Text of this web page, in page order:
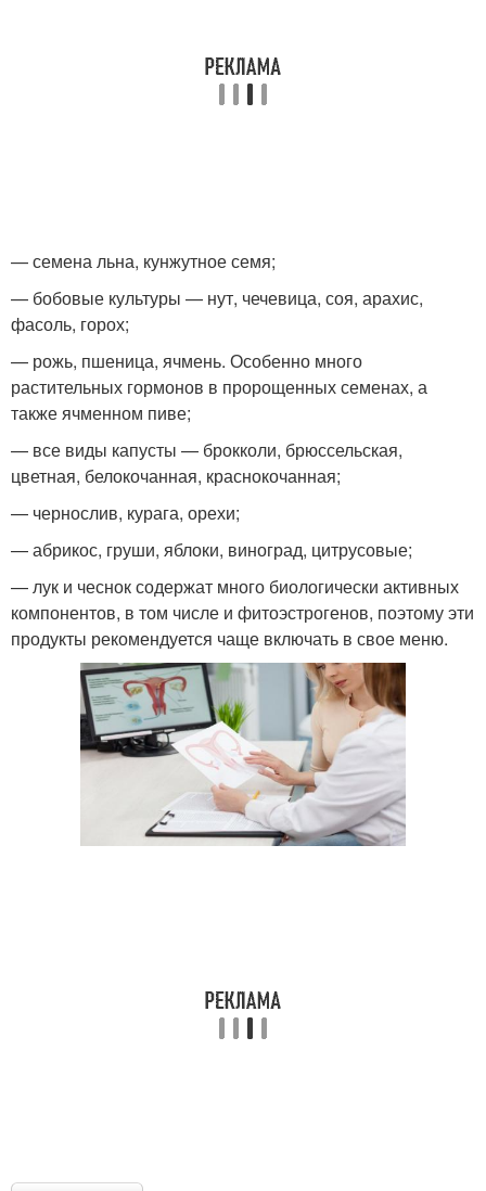
— семена льна, кунжутное семя;
— бобовые культуры — нут, чечевица, соя, арахис,
фасоль, горох;
— рожь, пшеница, ячмень. Особенно много
растительных гормонов в пророщенных семенах, а
также ячменном пиве;
— все виды капусты — брокколи, брюссельская,
цветная, белокочанная, краснокочанная;
— чернослив, курага, орехи;
— абрикос, груши, яблоки, виноград, цитрусовые;
— лук и чеснок содержат много биологически активных
компонентов, в том числе и фитоэстрогенов, поэтому эти
продукты рекомендуется чаще включать в свое меню.